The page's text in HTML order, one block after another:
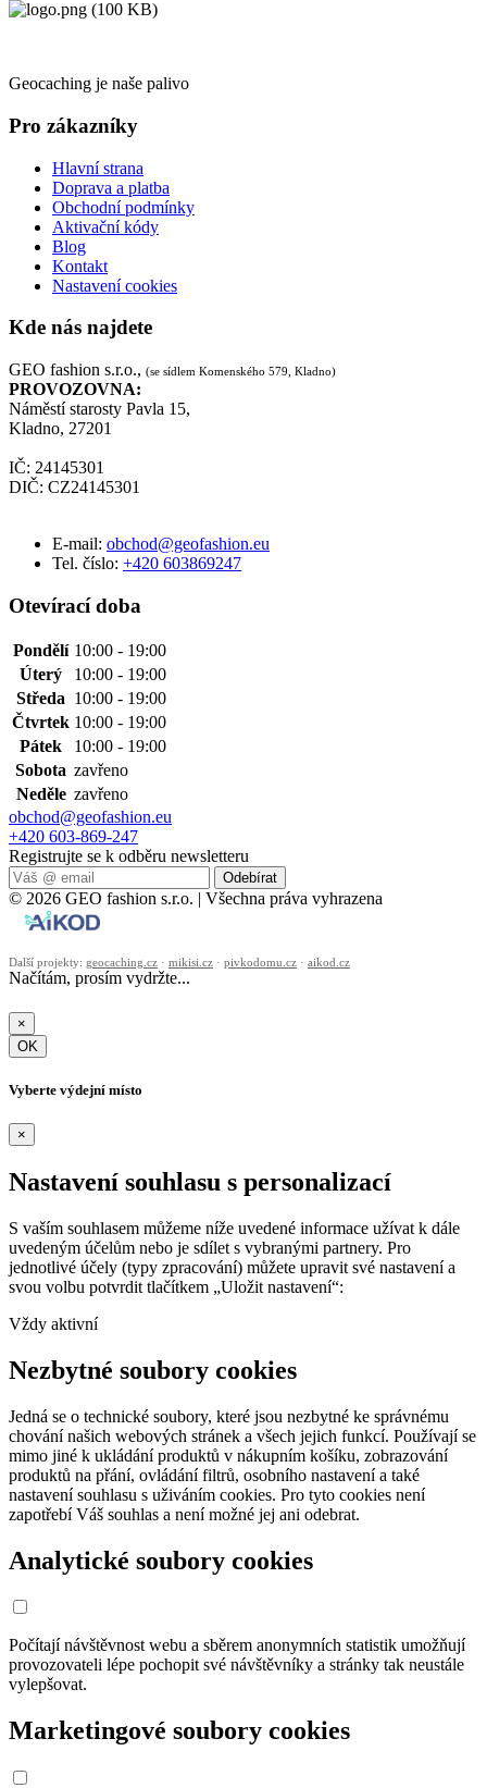
Geocaching je naše palivo
Pro zákazníky
Hlavní strana
Doprava a platba
Obchodní podmínky
Aktivační kódy
Blog
Kontakt
Nastavení cookies
Kde nás najdete
GEO fashion s.r.o., (se sídlem Komenského 579, Kladno)
PROVOZOVNA:
Náměstí starosty Pavla 15,
Kladno, 27201
IČ: 24145301
DIČ: CZ24145301
E-mail: obchod@geofashion.eu
Tel. číslo: +420 603869247
Otevírací doba
Pondělí 10:00 - 19:00
Úterý
10:00 - 19:00
Středa 10:00 - 19:00
Čtvrtek 10:00 - 19:00
Pátek
10:00 - 19:00
Sobota zavřeno
Neděle zavřeno
obchod@geofashion.eu
+420 603-869-247
Registrujte se k odběru newsletteru
Odebírat
© 2026 GEO fashion s.r.o. | Všechna práva vyhrazena
Další projekty: geocaching.cz · mikisi.cz · pivkodomu.cz · aikod.cz
Načítám, prosím vydržte...
×
OK
Vyberte výdejní místo
×
Nastavení souhlasu s personalizací
S vaším souhlasem můžeme níže uvedené informace užívat k dále
uvedeným účelům nebo je sdílet s vybranými partnery. Pro
jednotlivé účely (typy zpracování) můžete upravit své nastavení a
svou volbu potvrdit tlačítkem „Uložit nastavení“:
Vždy aktivní
Nezbytné soubory cookies
Jedná se o technické soubory, které jsou nezbytné ke správnému
chování našich webových stránek a všech jejich funkcí. Používají se
mimo jiné k ukládání produktů v nákupním košíku, zobrazování
produktů na přání, ovládání filtrů, osobního nastavení a také
nastavení souhlasu s uživáním cookies. Pro tyto cookies není
zapotřebí Váš souhlas a není možné jej ani odebrat.
Analytické soubory cookies
Počítají návštěvnost webu a sběrem anonymních statistik umožňují
provozovateli lépe pochopit své návštěvníky a stránky tak neustále
vylepšovat.
Marketingové soubory cookies